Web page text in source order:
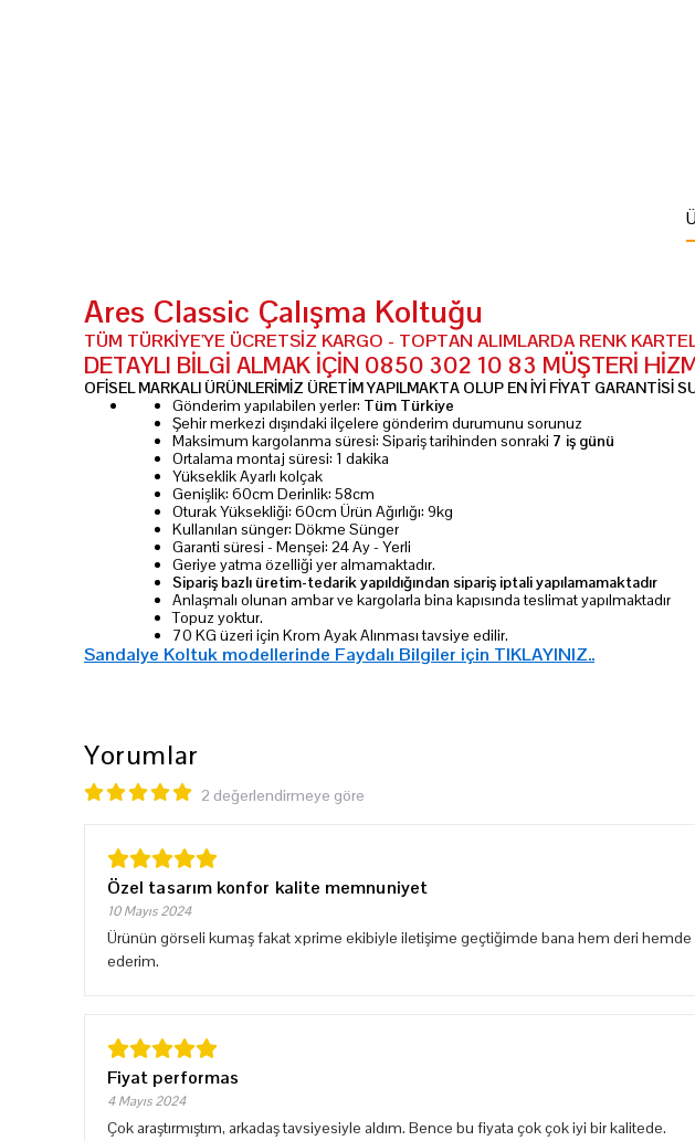
Ares Classic Çalışma Koltuğu
TÜM TÜRKİYE'YE ÜCRETSİZ KARGO - TOPTAN ALIMLARDA RENK
DETAYLI BİLGİ ALMAK İÇİN 0850 302 10 83 MÜŞTERİ
OFİSEL MARKALI ÜRÜNLERİMİZ ÜRETİM YAPILMAKTA OLUP EN İYİ FİYAT GARANTİSİ
Gönderim yapılabilen yerler: Tüm Türkiye
Şehir merkezi dışındaki ilçelere gönderim durumunu sorunuz
Maksimum kargolanma süresi: Sipariş tarihinden sonraki 7 iş günü
Ortalama montaj süresi: 1 dakika
Yükseklik Ayarlı kolçak
Genişlik: 60cm Derinlik: 58cm
Oturak Yüksekliği: 60cm Ürün Ağırlığı: 9kg
Kullanılan sünger: Dökme Sünger
Garanti süresi - Menşei: 24 Ay - Yerli
Geriye yatma özelliği yer almamaktadır.
Sipariş bazlı üretim-tedarik yapıldığından sipariş iptali yapılamamaktadır
Anlaşmalı olunan ambar ve kargolarla bina kapısında teslimat yapılmaktadır
Topuz yoktur.
70 KG üzeri için Krom Ayak Alınması tavsiye edilir.
Sandalye Koltuk modellerinde Faydalı Bilgiler için TIKLAYINIZ..
Yorumlar
2 değerlendirmeye göre
Özel tasarım konfor kalite memnuniyet
10 Mayıs 2024
Ürünün görseli kumaş fakat xprime ekibiyle iletişime geçtiğimde bana hem deri hemde
ederim.
Fiyat performas
4 Mayıs 2024
Çok araştırmıştım, arkadaş tavsiyesiyle aldım. Bence bu fiyata çok çok iyi bir kalitede.